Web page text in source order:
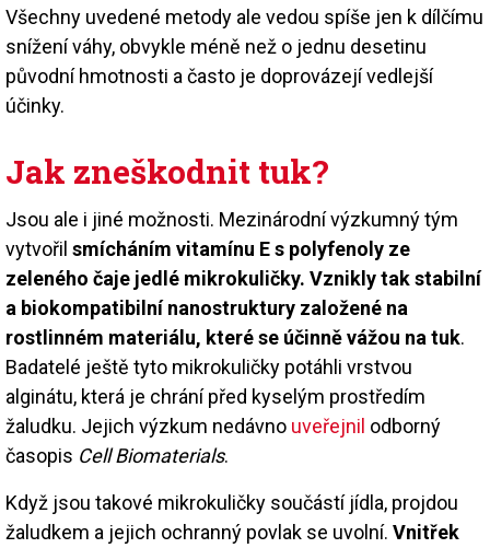
Všechny uvedené metody ale vedou spíše jen k dílčímu
snížení váhy, obvykle méně než o jednu desetinu
původní hmotnosti a často je doprovázejí vedlejší
účinky.
Jak zneškodnit tuk?
Jsou ale i jiné možnosti. Mezinárodní výzkumný tým
vytvořil smícháním vitamínu E s polyfenoly ze
zeleného čaje jedlé mikrokuličky. Vznikly tak stabilní
a biokompatibilní nanostruktury založené na
rostlinném materiálu, které se účinně vážou na tuk.
Badatelé ještě tyto mikrokuličky potáhli vrstvou
alginátu, která je chrání před kyselým prostředím
žaludku. Jejich výzkum nedávno uveřejnil odborný
časopis Cell Biomaterials.
Když jsou takové mikrokuličky součástí jídla, projdou
žaludkem a jejich ochranný povlak se uvolní. Vnitřek